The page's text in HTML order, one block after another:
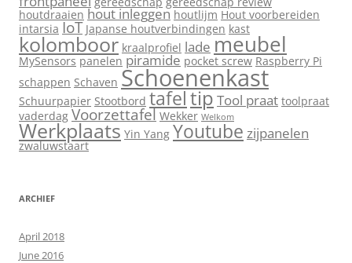
houtdraaien hout inleggen houtlijm Hout voorbereiden
intarsia IoT Japanse houtverbindingen kast
kolomboor kraalprofiel lade meubel
MySensors panelen piramide pocket screw Raspberry Pi
schappen Schaven Schoenenkast
Schuurpapier Stootbord tafeltipTool praat toolpraat
vaderdag Voorzettafel Wekker Welkom
Werkplaats Yin Yang Youtube zijpanelen
zwaluwstaart
ARCHIEF
April 2018
June 2016